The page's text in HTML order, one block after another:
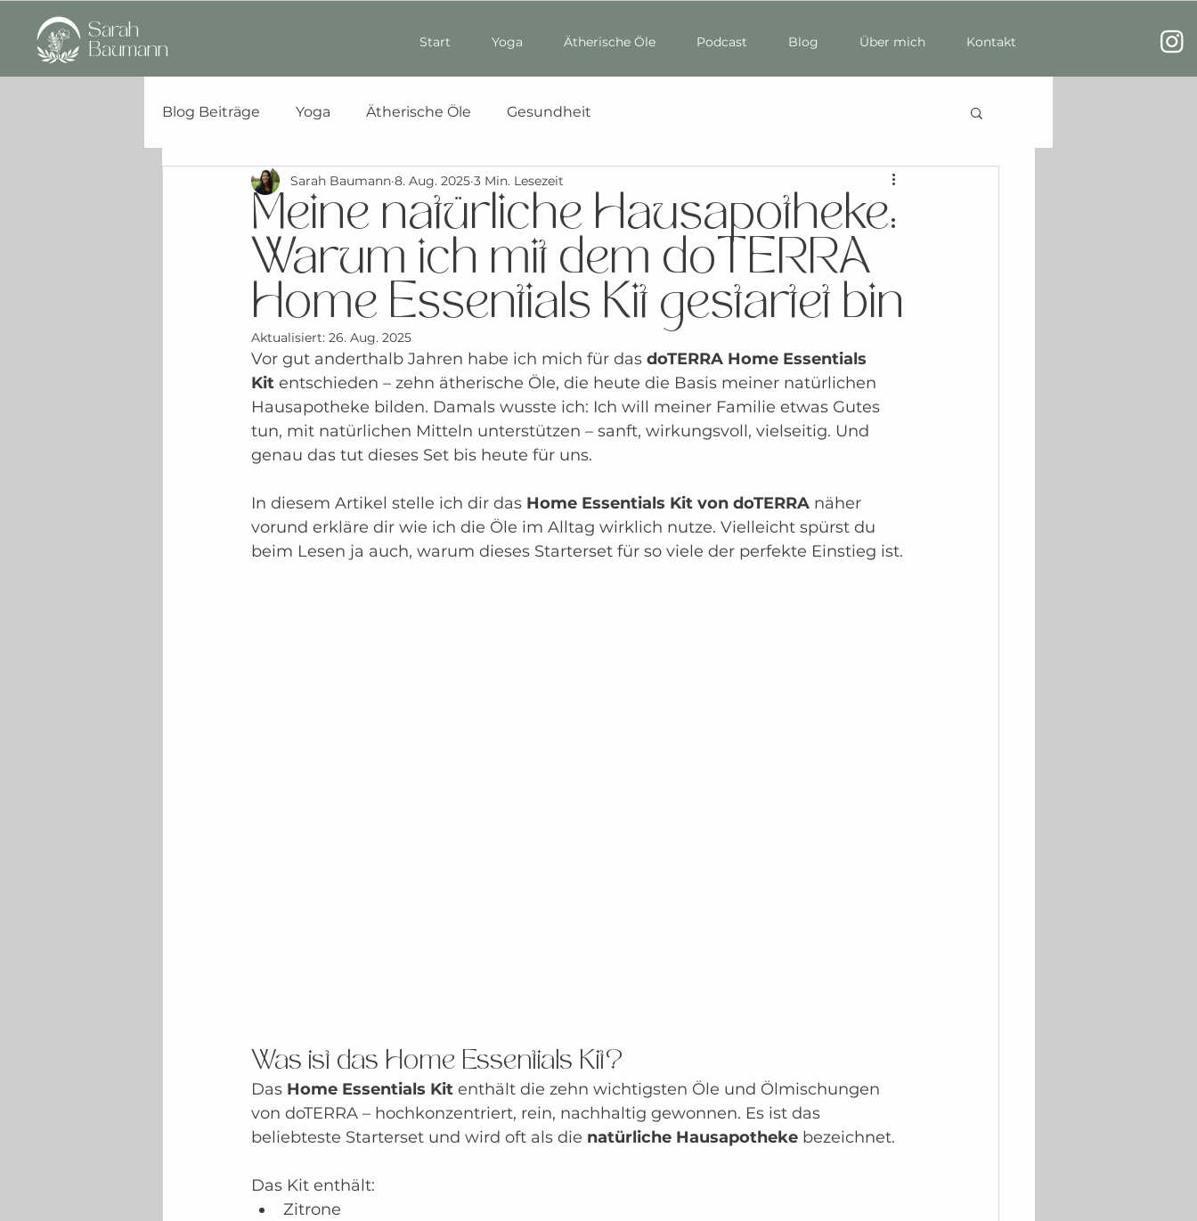
Sarah
Baumann
Start Yoga Ätherische Öle Podcast Blog Über mich Kontakt
Blog Beiträge Yoga Ätherische Öle Gesundheit
Meine natürliche Hausapotheke:
Warum ich mit dem doTERRA
Home Essentials Kit gestartet bin
Sarah Baumann 8. Aug. 2025 3 Min. Lesezeit
Aktualisiert: 26. Aug. 2025
Vor gut anderthalb Jahren habe ich mich für das doTERRA Home Essentials
Kit entschieden – zehn ätherische Öle, die heute die Basis meiner natürlichen
Hausapotheke bilden. Damals wusste ich: Ich will meiner Familie etwas Gutes
tun, mit natürlichen Mitteln unterstützen – sanft, wirkungsvoll, vielseitig. Und
genau das tut dieses Set bis heute für uns.
In diesem Artikel stelle ich dir das Home Essentials Kit von doTERRA näher
vorund erkläre dir wie ich die Öle im Alltag wirklich nutze. Vielleicht spürst du
beim Lesen ja auch, warum dieses Starterset für so viele der perfekte Einstieg ist.
Was ist das Home Essentials Kit?
Das Home Essentials Kit enthält die zehn wichtigsten Öle und Ölmischungen
von doTERRA – hochkonzentriert, rein, nachhaltig gewonnen. Es ist das
beliebteste Starterset und wird oft als die natürliche Hausapotheke bezeichnet.
Das Kit enthält:
Zitrone